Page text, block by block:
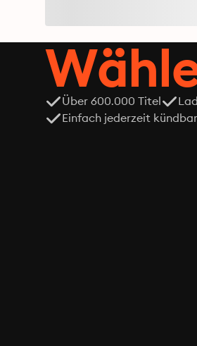
Über 600.000 Titel
Einfach jederzeit kündbar